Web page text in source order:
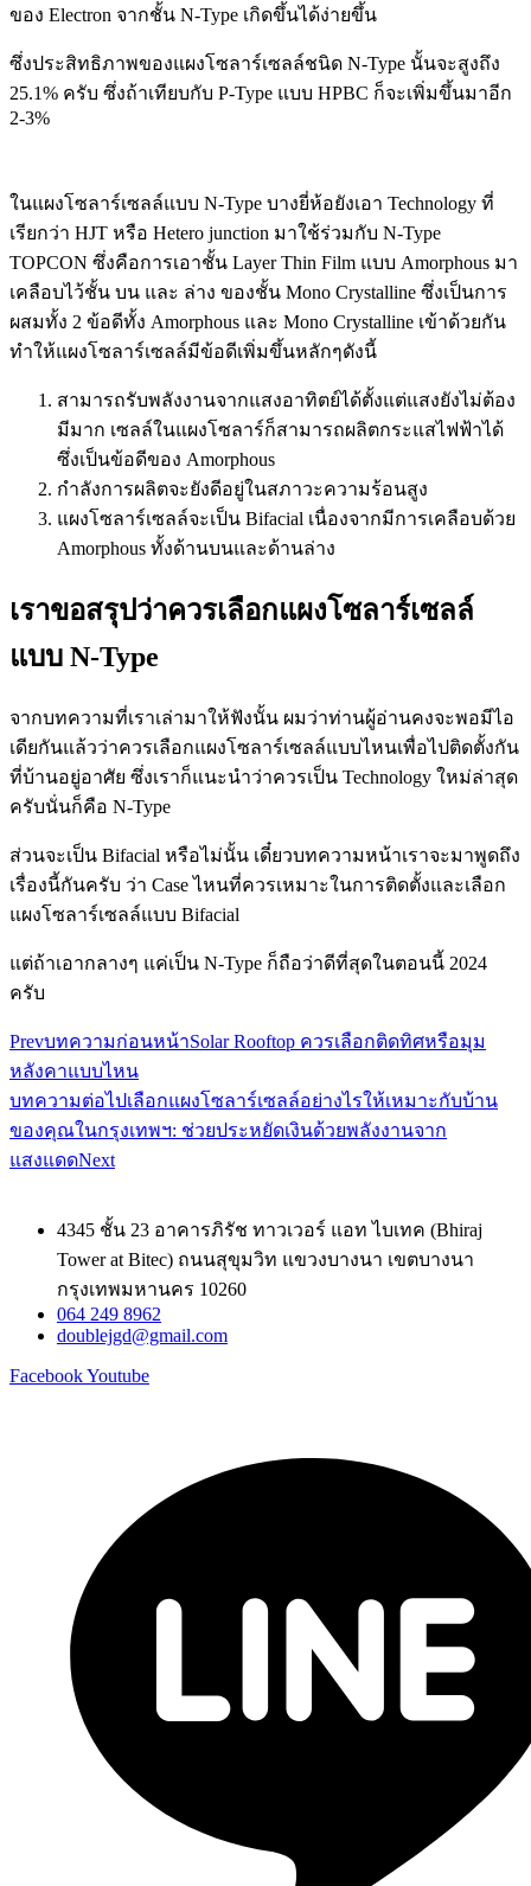
ของ Electron จากชั้น N-Type เกิดขึ้นได้ง่ายขึ้น
ซึ่งประสิทธิภาพของแผงโซลาร์เซลล์ชนิด N-Type นั้นจะสูงถึง
25.1% ครับ ซึ่งถ้าเทียบกับ P-Type แบบ HPBC ก็จะเพิ่มขึ้นมาอีก
2-3%
ในแผงโซลาร์เซลล์แบบ N-Type บางยี่ห้อยังเอา Technology ที่
เรียกว่า HJT หรือ Hetero junction มาใช้ร่วมกับ N-Type
TOPCON ซึ่งคือการเอาชั้น Layer Thin Film แบบ Amorphous มา
เคลือบไว้ชั้น บน และ ล่าง ของชั้น Mono Crystalline ซึ่งเป็นการ
ผสมทั้ง 2 ข้อดีทั้ง Amorphous และ Mono Crystalline เข้าด้วยกัน
ทำให้แผงโซลาร์เซลล์มีข้อดีเพิ่มขึ้นหลักๆดังนี้
สามารถรับพลังงานจากแสงอาทิตย์ได้ตั้งแต่แสงยังไม่ต้อง
มีมาก เซลล์ในแผงโซลาร์ก็สามารถผลิตกระแสไฟฟ้าได้
ซึ่งเป็นข้อดีของ Amorphous
กำลังการผลิตจะยังดีอยู่ในสภาวะความร้อนสูง
แผงโซลาร์เซลล์จะเป็น Bifacial เนื่องจากมีการเคลือบด้วย
Amorphous ทั้งด้านบนและด้านล่าง
เราขอสรุปว่าควรเลือกแผงโซลาร์เซลล์
แบบ N-Type
จากบทความที่เราเล่ามาให้ฟังนั้น ผมว่าท่านผู้อ่านคงจะพอมีไอ
เดียกันแล้วว่าควรเลือกแผงโซลาร์เซลล์แบบไหนเพื่อไปติดตั้งกัน
ที่บ้านอยู่อาศัย ซึ่งเราก็แนะนำว่าควรเป็น Technology ใหม่ล่าสุด
ครับนั่นก็คือ N-Type
ส่วนจะเป็น Bifacial หรือไม่นั้น เดี๋ยวบทความหน้าเราจะมาพูดถึง
เรื่องนี้กันครับ ว่า Case ไหนที่ควรเหมาะในการติดตั้งและเลือก
แผงโซลาร์เซลล์แบบ Bifacial
แต่ถ้าเอากลางๆ แค่เป็น N-Type ก็ถือว่าดีที่สุดในตอนนี้ 2024
ครับ
Prevบทความก่อนหน้าSolar Rooftop ควรเลือกติดทิศหรือมุม
หลังคาแบบไหน
บทความต่อไปเลือกแผงโซลาร์เซลล์อย่างไรให้เหมาะกับบ้าน
ของคุณในกรุงเทพฯ: ช่วยประหยัดเงินด้วยพลังงานจาก
แสงแดดNext
4345 ชั้น 23 อาคารภิรัช ทาวเวอร์ แอท ไบเทค (Bhiraj
Tower at Bitec) ถนนสุขุมวิท แขวงบางนา เขตบางนา
กรุงเทพมหานคร 10260
064 249 8962
doublejgd@gmail.com
FacebookYoutube